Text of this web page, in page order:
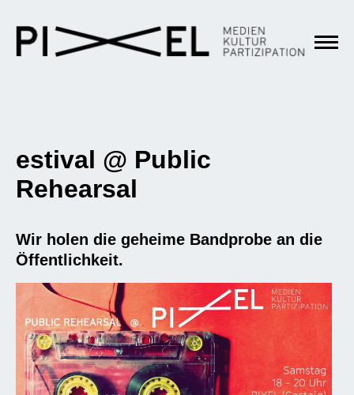
estival @ Public
Rehearsal
Wir holen die geheime Bandprobe an die
Öffentlichkeit.